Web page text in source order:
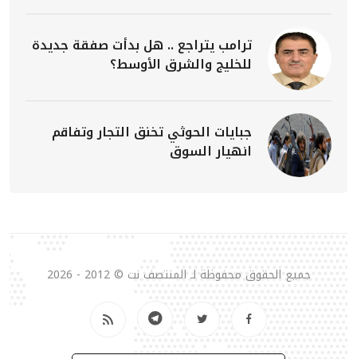
ترامب يتراجع .. هل بدأت صفقة جديدة
للخليج والشرق الأوسط؟
جبايات الحوثي تخنق التجار وتفاقم
انهيار السوق
جميع الحقوق محفوظة لـ المنتصف نت © 2012 - 2026